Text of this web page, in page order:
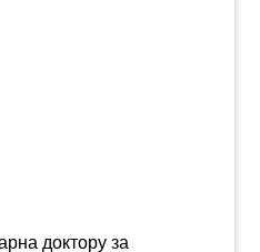
доктору за